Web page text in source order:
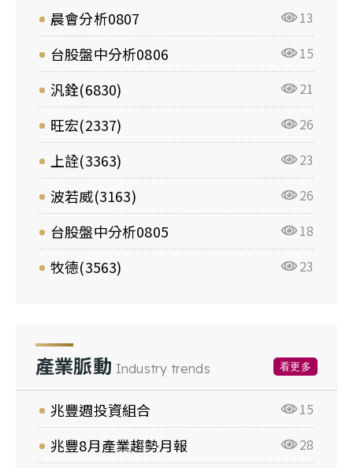
晨會分析0807 13
台股盤中分析0806 15
汎銓(6830) 21
旺宏(2337) 26
上詮(3363) 23
波若威(3163) 26
台股盤中分析0805 18
牧德(3563) 23
產業脈動 Industry trends 看更多
兆豐週投資組合 15
兆豐8月產業趨勢月報 28